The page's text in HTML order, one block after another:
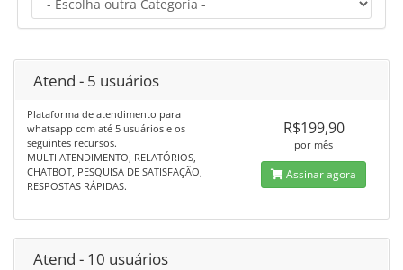
Atend - 5 usuários
Plataforma de atendimento para
whatsapp com até 5 usuários e os
seguintes recursos.
MULTI ATENDIMENTO, RELATÓRIOS,
CHATBOT, PESQUISA DE SATISFAÇÃO,
RESPOSTAS RÁPIDAS.
R$199,90
por mês
Assinar agora
Atend - 10 usuários